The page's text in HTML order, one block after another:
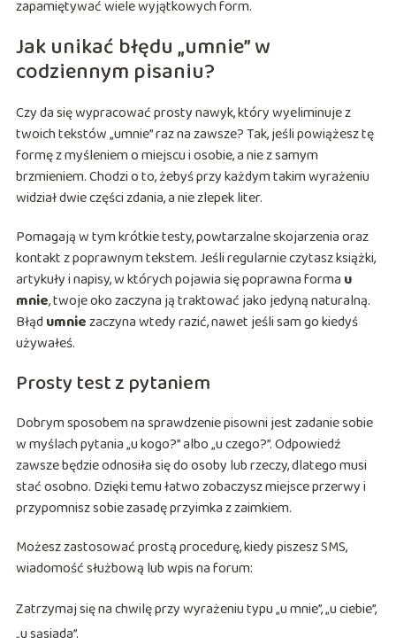
zapamiętywać wiele wyjątkowych form.
Jak unikać błędu „umnie” w
codziennym pisaniu?
Czy da się wypracować prosty nawyk, który wyeliminuje z
twoich tekstów „umnie” raz na zawsze? Tak, jeśli powiążesz tę
formę z myśleniem o miejscu i osobie, a nie z samym
brzmieniem. Chodzi o to, żebyś przy każdym takim wyrażeniu
widział dwie części zdania, a nie zlepek liter.
Pomagają w tym krótkie testy, powtarzalne skojarzenia oraz
kontakt z poprawnym tekstem. Jeśli regularnie czytasz książki,
artykuły i napisy, w których pojawia się poprawna forma u
mnie, twoje oko zaczyna ją traktować jako jedyną naturalną.
Błąd umniezaczyna wtedy razić, nawet jeśli sam go kiedyś
używałeś.
Prosty test z pytaniem
Dobrym sposobem na sprawdzenie pisowni jest zadanie sobie
w myślach pytania „u kogo?” albo „u czego?”. Odpowiedź
zawsze będzie odnosiła się do osoby lub rzeczy, dlatego musi
stać osobno. Dzięki temu łatwo zobaczysz miejsce przerwy i
przypomnisz sobie zasadę przyimka z zaimkiem.
Możesz zastosować prostą procedurę, kiedy piszesz SMS,
wiadomość służbową lub wpis na forum:
Zatrzymaj się na chwilę przy wyrażeniu typu „u mnie”, „u ciebie”,